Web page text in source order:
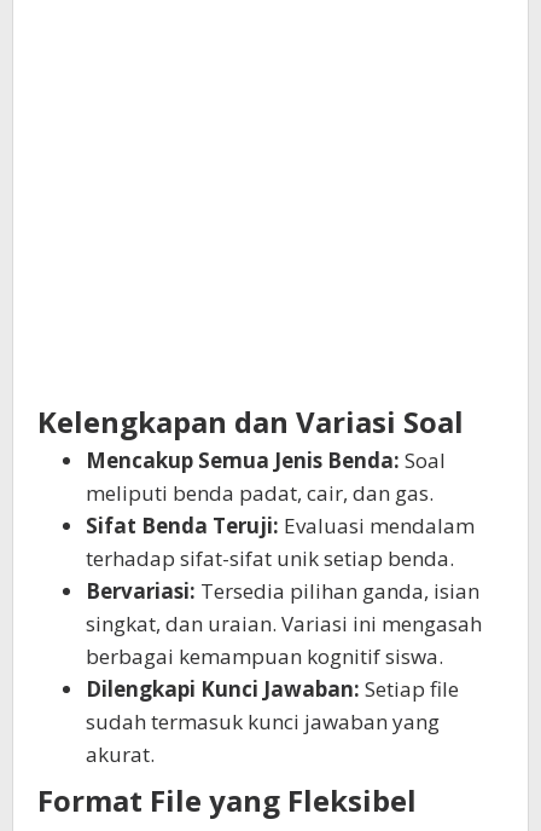
Kelengkapan dan Variasi Soal
Mencakup Semua Jenis Benda: Soal
meliputi benda padat, cair, dan gas.
Sifat Benda Teruji: Evaluasi mendalam
terhadap sifat-sifat unik setiap benda.
Bervariasi: Tersedia pilihan ganda, isian
singkat, dan uraian. Variasi ini mengasah
berbagai kemampuan kognitif siswa.
Dilengkapi Kunci Jawaban: Setiap file
sudah termasuk kunci jawaban yang
akurat.
Format File yang Fleksibel